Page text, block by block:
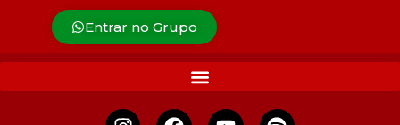
Entrar no Grupo